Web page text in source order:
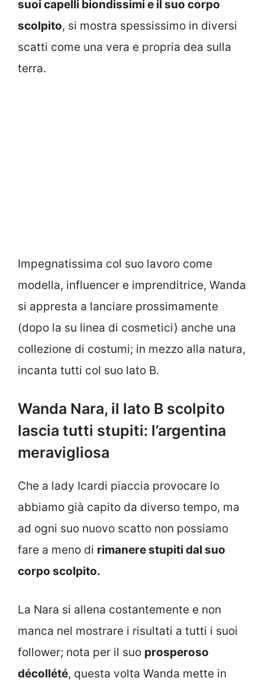
suoi capelli biondissimi e il suo corpo
scolpito, si mostra spessissimo in diversi
scatti come una vera e propria dea sulla
terra.
Impegnatissima col suo lavoro come
modella, influencer e imprenditrice, Wanda
si appresta a lanciare prossimamente
(dopo la su linea di cosmetici) anche una
collezione di costumi; in mezzo alla natura,
incanta tutti col suo lato B.
Wanda Nara, il lato B scolpito
lascia tutti stupiti: l’argentina
meravigliosa
Che a lady Icardi piaccia provocare lo
abbiamo già capito da diverso tempo, ma
ad ogni suo nuovo scatto non possiamo
fare a meno di rimanere stupiti dal suo
corpo scolpito.
La Nara si allena costantemente e non
manca nel mostrare i risultati a tutti i suoi
follower; nota per il suo prosperoso
décollété, questa volta Wanda mette in